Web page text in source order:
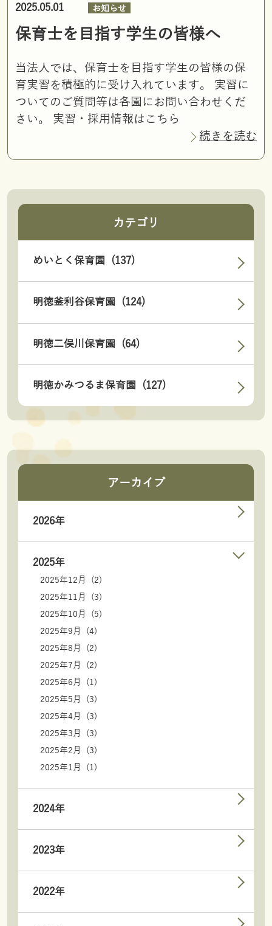
2025.05.01 お知らせ
保育士を目指す学生の皆様へ
当法人では、保育士を目指す学生の皆様の保
育実習を積極的に受け入れています。 実習に
ついてのご質問等は各園にお問い合わせくだ
さい。 実習・採用情報はこちら
続きを読む
カテゴリ
めいとく保育園 (137)
明徳釜利谷保育園 (124)
明徳二俣川保育園 (64)
明徳かみつるま保育園 (127)
アーカイブ
2026年
2025年
2025年12月 (2)
2025年11月 (3)
2025年10月 (5)
2025年9月 (4)
2025年8月 (2)
2025年7月 (2)
2025年6月 (1)
2025年5月 (3)
2025年4月 (3)
2025年3月 (3)
2025年2月 (3)
2025年1月 (1)
2024年
2023年
2022年